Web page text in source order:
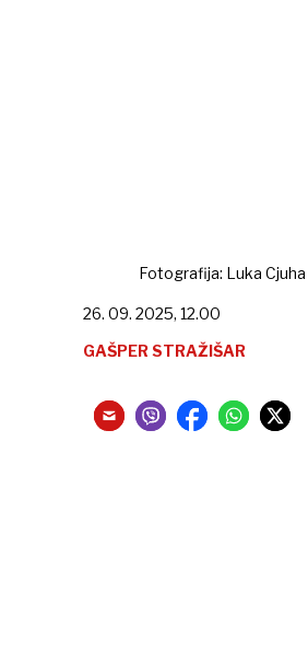
Fotografija: Luka Cjuha
26. 09. 2025, 12.00
GAŠPER STRAŽIŠAR